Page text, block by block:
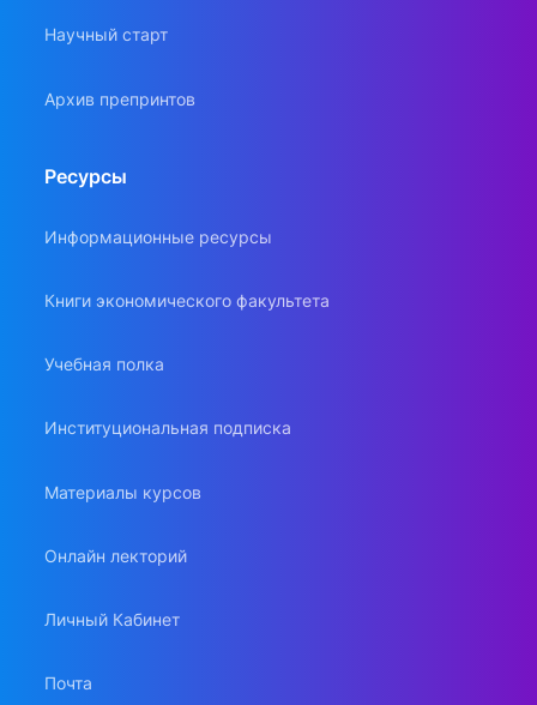
Научный старт
Архив препринтов
Ресурсы
Информационные ресурсы
Книги экономического факультета
Учебная полка
Институциональная подписка
Материалы курсов
Онлайн лекторий
Личный Кабинет
Почта